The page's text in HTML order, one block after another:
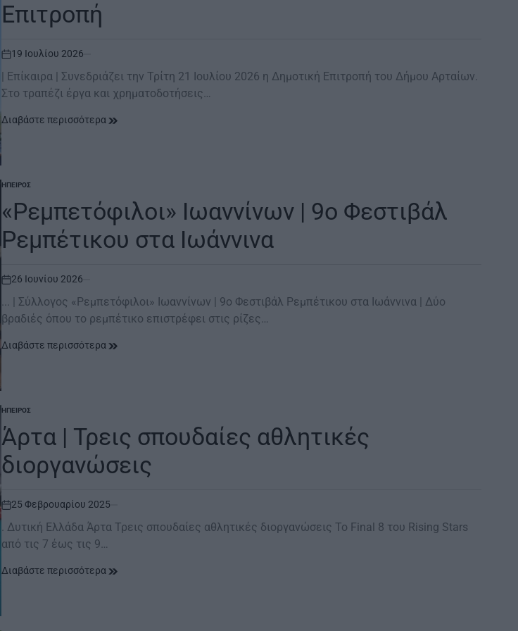
Επιτροπή
on
19 Ιουλίου 2026
| Επίκαιρα | Συνεδριάζει την Τρίτη 21 Ιουλίου 2026 η Δημοτική Επιτροπή του Δήμου Αρταίων.
Στο τραπέζι έργα και χρηματοδοτήσεις…
Διαβάστε περισσότερα
POSTED
ΉΠΕΙΡΟΣ
«Ρεμπετόφιλοι» Ιωαννίνων | 9ο Φεστιβάλ
Ρεμπέτικου στα Ιωάννινα
on
26 Ιουνίου 2026
... | Σύλλογος «Ρεμπετόφιλοι» Ιωαννίνων | 9ο Φεστιβάλ Ρεμπέτικου στα Ιωάννινα | Δύο
βραδιές όπου το ρεμπέτικο επιστρέφει στις ρίζες…
Διαβάστε περισσότερα
POSTED
IN
ΉΠΕΙΡΟΣ
Άρτα | Τρεις σπουδαίες αθλητικές
διοργανώσεις
on
25 Φεβρουαρίου 2025
. Δυτική Ελλάδα Άρτα Τρεις σπουδαίες αθλητικές διοργανώσεις Το Final 8 του Rising Stars
από τις 7 έως τις 9…
Διαβάστε περισσότερα